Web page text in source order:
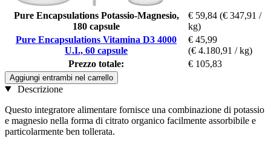
Pure Encapsulations Potassio-Magnesio,
180 capsule
€ 59,84 (€ 347,91 /
kg)
Pure Encapsulations Vitamina D3 4000
U.I., 60 capsule
€ 45,99
(€ 4.180,91 / kg)
Prezzo totale:
€ 105,83
Aggiungi entrambi nel carrello
Descrizione
Questo integratore alimentare fornisce una combinazione di potassio
e magnesio nella forma di citrato organico facilmente assorbibile e
particolarmente ben tollerata.